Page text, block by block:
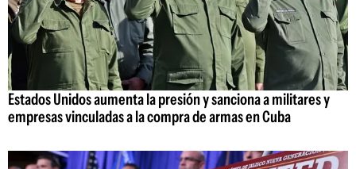
Estados Unidos aumenta la presión y sanciona a militares y
empresas vinculadas a la compra de armas en Cuba